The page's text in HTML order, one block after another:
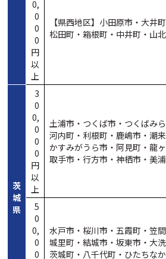
0,
0
0
0
円
以
上
【県西地区】小田原市・ 大井町
松田町・ 箱根町・ 中井町・ 山
茨
城
県
3
0
0,
0
0
0
円
以
上
土浦市・ つくば市・ つくばみ
河内町・ 利根町・ 鹿嶋市・ 潮
かすみがうら市・ 阿見町・ 龍
取手市・ 行方市・ 神栖市・ 美
5
0
0,
0
0
水戸市・ 桜川市・ 五霞町・ 笠
城里町・ 結城市・ 坂東市・ 大
茨城町・ 八千代町・ ひたちな